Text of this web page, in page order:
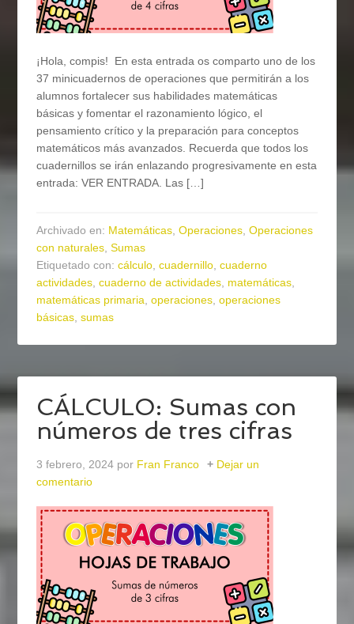
¡Hola, compis! En esta entrada os comparto uno de los
37 minicuadernos de operaciones que permitirán a los
alumnos fortalecer sus habilidades matemáticas
básicas y fomentar el razonamiento lógico, el
pensamiento crítico y la preparación para conceptos
matemáticos más avanzados. Recuerda que todos los
cuadernillos se irán enlazando progresivamente en esta
entrada: VER ENTRADA. Las […]
Archivado en: Matemáticas,Operaciones,Operaciones
con naturales,Sumas
Etiquetado con:cálculo,cuadernillo,cuaderno
actividades,cuaderno de actividades, matemáticas,
matemáticas primaria,operaciones,operaciones
básicas,sumas
CÁLCULO: Sumas con
números de tres cifras
3 febrero, 2024 por Fran Franco
Dejar un
comentario